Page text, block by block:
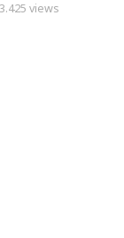
views